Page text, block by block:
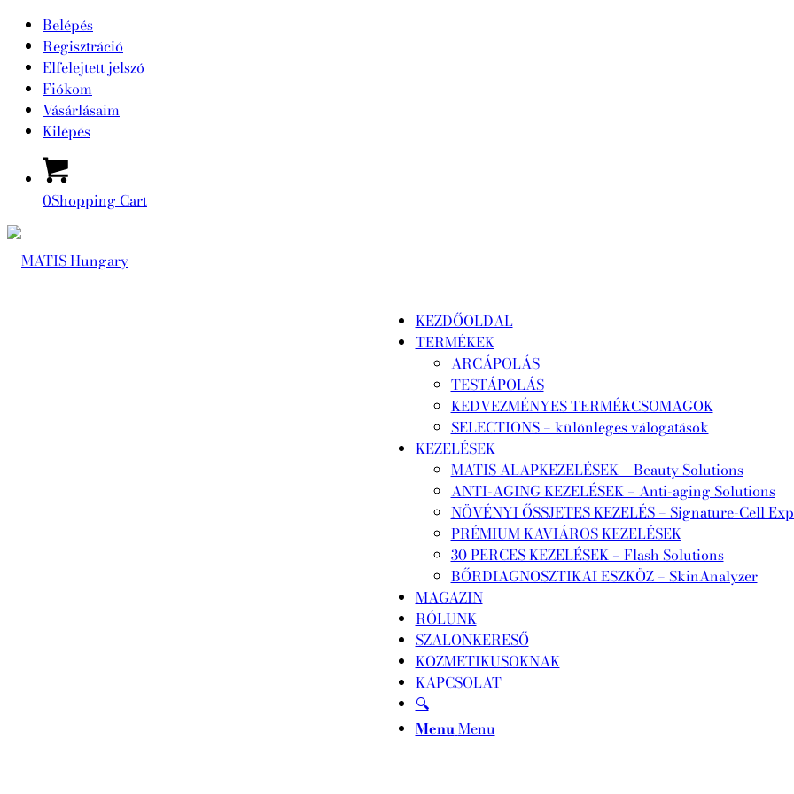
Belépés
Regisztráció
Elfelejtett jelszó
Fiókom
Vásárlásaim
Kilépés
0Shopping Cart
KEZDŐOLDAL
TERMÉKEK
ARCÁPOLÁS
TESTÁPOLÁS
KEDVEZMÉNYES TERMÉKCSOMAGOK
SELECTIONS – különleges válogatások
KEZELÉSEK
MATIS ALAPKEZELÉSEK – Beauty Solutions
ANTI-AGING KEZELÉSEK – Anti-aging Solutions
NÖVÉNYI ŐSSJETES KEZELÉS – Signature-Cell
PRÉMIUM KAVIÁROS KEZELÉSEK
30 PERCES KEZELÉSEK – Flash Solutions
BŐRDIAGNOSZTIKAI ESZKÖZ – SkinAnalyzer
MAGAZIN
RÓLUNK
SZALONKERESŐ
KOZMETIKUSOKNAK
KAPCSOLAT
🔍
MenuMenu